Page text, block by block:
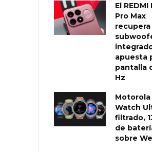
El REDMI
Pro Max
recupera
apuesta
pantalla
Hz
Motorola
Watch
filtrado,
de
sobre